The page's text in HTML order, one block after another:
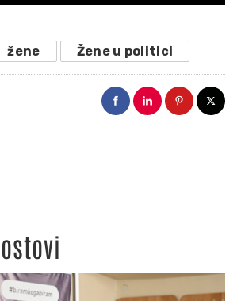
žene Žene u politici